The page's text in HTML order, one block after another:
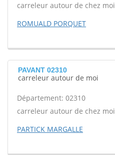
carreleur autour de chez moi
ROMUALD PORQUET
PAVANT 02310
carreleur autour de moi
Département: 02310
carreleur autour de chez moi
PARTICK MARGALLE